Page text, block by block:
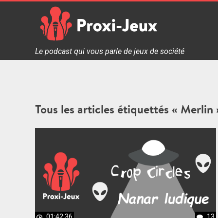
Proxi Jeux - Le podcast qui vous parle de jeux de
Le podcast qui vous parle de jeux de société
Tous les articles étiquettés « Merlin